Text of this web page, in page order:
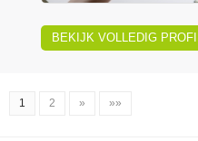
BEKIJK VOLLEDIG
1 2 » »»